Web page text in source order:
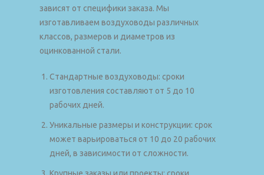
зависят от специфики заказа. Мы
изготавливаем воздуховоды различных
классов, размеров и диаметров из
оцинкованной стали.
Стандартные воздуховоды: сроки
изготовления составляют от 5 до 10
рабочих дней.
Уникальные размеры и конструкции: срок
может варьироваться от 10 до 20 рабочих
дней, в зависимости от сложности.
Крупные заказы или проекты: сроки